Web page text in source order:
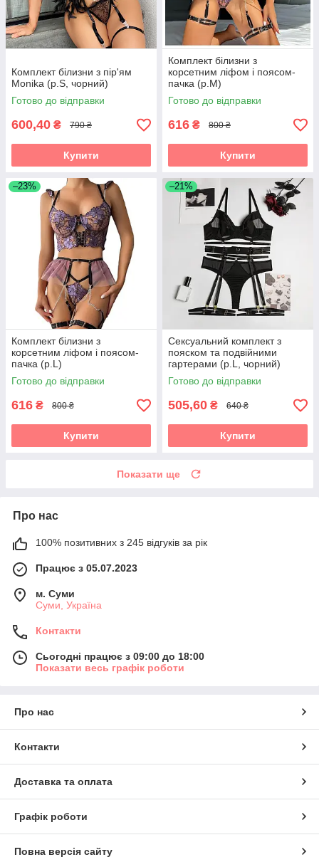
Комплект білизни з пір'ям
Monika (р.S, чорний)
Готово до відправки
600,40 ₴ 790 ₴
Купити
Комплект білизни з
корсетним ліфом і поясом-
пачка (р.M)
Готово до відправки
616 ₴ 800 ₴
Купити
–23%
Комплект білизни з
корсетним ліфом і поясом-
пачка (р.L)
Готово до відправки
616 ₴ 800 ₴
Купити
–21%
Сексуальний комплект з
пояском та подвійними
гартерами (р.L, чорний)
Готово до відправки
505,60 ₴ 640 ₴
Купити
Показати ще
Про нас
100% позитивних з 245 відгуків за рік
Працює з 05.07.2023
м. Суми
Суми, Україна
Контакти
Сьогодні працює з 09:00 до 18:00
Показати весь графік роботи
Про нас
Контакти
Доставка та оплата
Графік роботи
Повна версія сайту